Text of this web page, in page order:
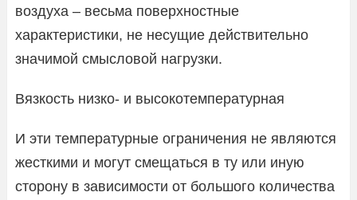
воздуха – весьма поверхностные
характеристики, не несущие действительно
значимой смысловой нагрузки.
Вязкость низко- и высокотемпературная
И эти температурные ограничения не являются
жесткими и могут смещаться в ту или иную
сторону в зависимости от большого количества